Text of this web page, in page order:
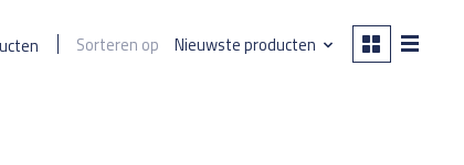
Sorteren op Nieuwste producten